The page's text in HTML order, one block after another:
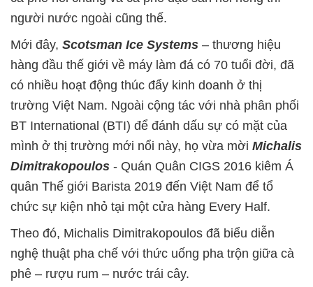
người nước ngoài cũng thế.
Mới đây, Scotsman Ice Systems – thương hiệu
hàng đầu thế giới về máy làm đá có 70 tuổi đời, đã
có nhiều hoạt động thúc đẩy kinh doanh ở thị
trường Việt Nam. Ngoài cộng tác với nhà phân phối
BT International (BTI) để đánh dấu sự có mặt của
mình ở thị trường mới nổi này, họ vừa mời Michalis
Dimitrakopoulos - Quán Quân CIGS 2016 kiêm Á
quân Thế giới Barista 2019 đến Việt Nam để tổ
chức sự kiện nhỏ tại một cửa hàng Every Half.
Theo đó, Michalis Dimitrakopoulos đã biểu diễn
nghệ thuật pha chế với thức uống pha trộn giữa cà
phê – rượu rum – nước trái cây.